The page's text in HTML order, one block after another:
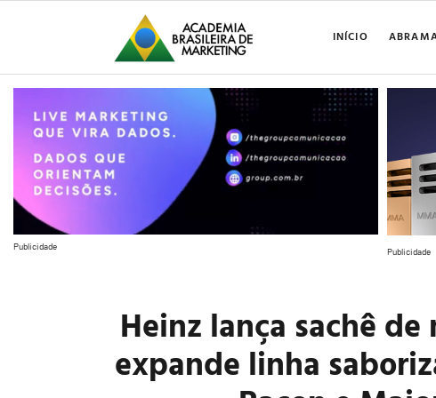
INÍCIO
Publicidade Publicidade
Heinz lança sachê de
expande linha